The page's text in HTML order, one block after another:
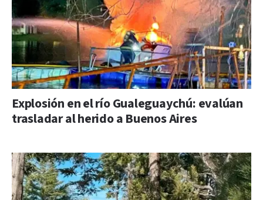
Explosión en el río Gualeguaychú: evalúan
trasladar al herido a Buenos Aires